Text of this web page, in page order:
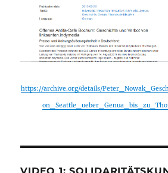
https://archive.org/details/